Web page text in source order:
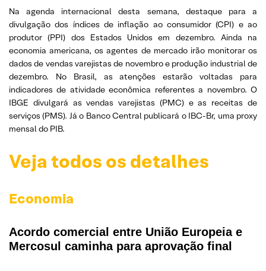
Na agenda internacional desta semana, destaque para a
divulgação dos índices de inflação ao consumidor (CPI) e ao
produtor (PPI) dos Estados Unidos em dezembro. Ainda na
economia americana, os agentes de mercado irão monitorar os
dados de vendas varejistas de novembro e produção industrial de
dezembro. No Brasil, as atenções estarão voltadas para
indicadores de atividade econômica referentes a novembro. O
IBGE divulgará as vendas varejistas (PMC) e as receitas de
serviços (PMS). Já o Banco Central publicará o IBC-Br, uma proxy
mensal do PIB.
Veja todos os detalhes
Economia
Acordo comercial entre União Europeia e
Mercosul caminha para aprovação final